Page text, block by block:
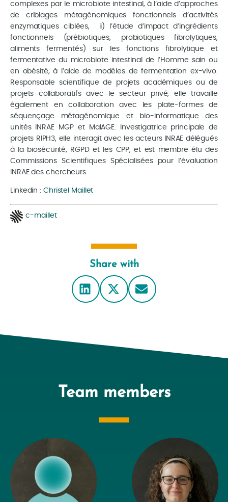
complexes par le microbiote intestinal, à l’aide d’approches
de criblages métagénomiques fonctionnels d’activités
enzymatiques ciblées, ii) l’étude d’impact d’ingrédients
fonctionnels (prébiotiques, probiotiques fibrolytiques,
aliments fermentés) sur les fonctions fibrolytique et
fermentative du microbiote intestinal de l’Homme sain ou
en obésité, à l’aide de modèles de fermentation ex-vivo.
Responsable scientifique de projets académiques ou de
projets collaboratifs avec le secteur privé, elle travaille
également en collaboration avec les plate-formes de
séquençage métagénomique et bio-informatique des
unités INRAE MGP et MaIAGE. Investigatrice principale de
projets RIPH3, elle interagit avec les acteurs INRAE délégués
à la biosécurité, RGPD et les CPP, et est membre élu des
Commissions Scientifiques Spécialisées pour l’évaluation
INRAE des chercheurs.
Linkedin : Christel Maillet
c-maillet
Share with
Team members